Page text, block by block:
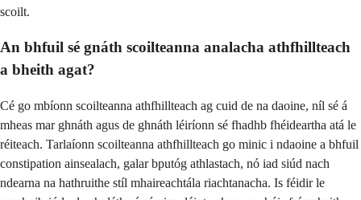
scoilt.
An bhfuil sé gnáth scoilteanna analacha athfhillteach
a bheith agat?
Cé go mbíonn scoilteanna athfhillteach ag cuid de na daoine, níl sé á
mheas mar ghnáth agus de ghnáth léiríonn sé fhadhb fhéideartha atá le
réiteach. Tarlaíonn scoilteanna athfhillteach go minic i ndaoine a bhfuil
constipation ainsealach, galar bputóg athlastach, nó iad siúd nach
ndearna na hathruithe stíl mhaireachtála riachtanacha. Is féidir le